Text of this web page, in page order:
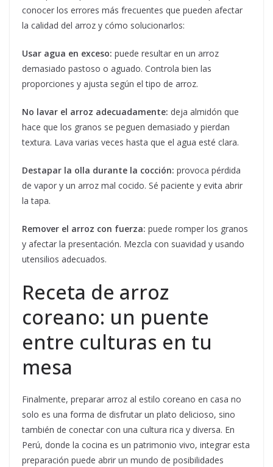
conocer los errores más frecuentes que pueden afectar
la calidad del arroz y cómo solucionarlos:
Usar agua en exceso: puede resultar en un arroz
demasiado pastoso o aguado. Controla bien las
proporciones y ajusta según el tipo de arroz.
No lavar el arroz adecuadamente: deja almidón que
hace que los granos se peguen demasiado y pierdan
textura. Lava varias veces hasta que el agua esté clara.
Destapar la olla durante la cocción: provoca pérdida
de vapor y un arroz mal cocido. Sé paciente y evita abrir
la tapa.
Remover el arroz con fuerza: puede romper los granos
y afectar la presentación. Mezcla con suavidad y usando
utensilios adecuados.
Receta de arroz
coreano: un puente
entre culturas en tu
mesa
Finalmente, preparar arroz al estilo coreano en casa no
solo es una forma de disfrutar un plato delicioso, sino
también de conectar con una cultura rica y diversa. En
Perú, donde la cocina es un patrimonio vivo, integrar esta
preparación puede abrir un mundo de posibilidades